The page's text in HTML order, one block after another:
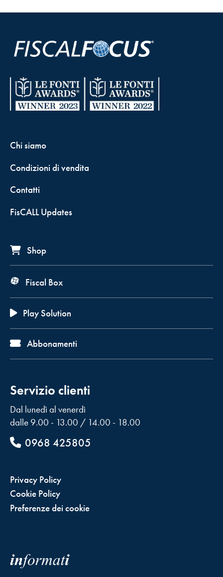
Chi siamo
Condizioni di vendita
Contatti
FisCALL Updates
Shop
Fiscal Box
Play Solution
Abbonamenti
Servizio clienti
Dal lunedì al venerdì
dalle 9.00 - 13.00 / 14.00 - 18.00
0968 425805
Privacy Policy
Cookie Policy
Preferenze dei cookie